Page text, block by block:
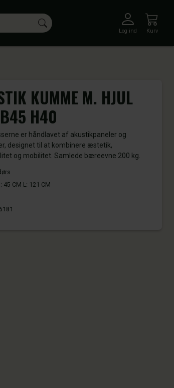
Log ind Kurv
KUMME M. HJUL
H40
er håndlavet af akustikpaneler og
designet til at kombinere æstetik,
og mobilitet. Samlede bæreevne 200 kg.
45 CM L: 121 CM